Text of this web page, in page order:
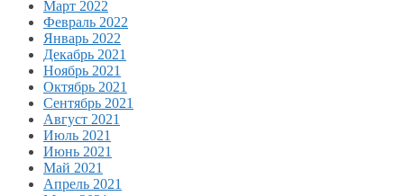
Март 2022
Февраль 2022
Январь 2022
Декабрь 2021
Ноябрь 2021
Октябрь 2021
Сентябрь 2021
Август 2021
Июль 2021
Июнь 2021
Май 2021
Апрель 2021